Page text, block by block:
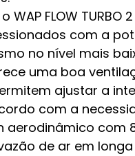
FLOW TURBO
com a
no nível mais
uma boa
ajustar a
com a
aerodinâmico com
de ar em